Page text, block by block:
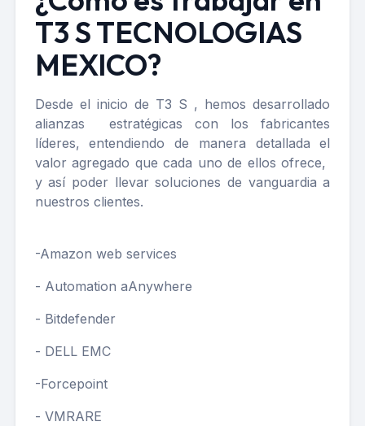
T3 S TECNOLOGIAS
MEXICO?
Desde el inicio de T3 S , hemos desarrollado
alianzas estratégicas con los fabricantes
líderes, entendiendo de manera detallada el
valor agregado que cada uno de ellos ofrece,
y así poder llevar soluciones de vanguardia a
nuestros clientes.
-Amazon web services
- Automation aAnywhere
- Bitdefender
- DELL EMC
-Forcepoint
- VMRARE